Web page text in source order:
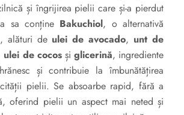
și îngrijirea pielii care și-a pierdut
sa conține Bakuchiol, o alternativă
alături de ulei de avocado, unt de
ulei de cocosși glicerină, ingrediente
și contribuie la îmbunătățirea
pielii. Se absoarbe rapid, fără a
oferind pielii un aspect mai neted și